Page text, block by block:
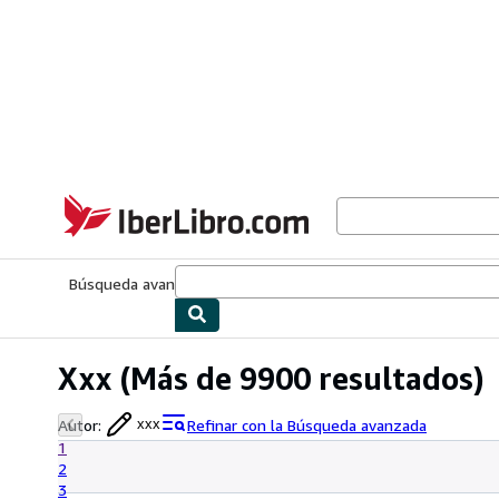
IberLibro.com
Búsqueda avanzada
Xxx (Más de 9900 resultados)
Autor: xxx
Refinar con la Búsqueda avanzada
1
2
3